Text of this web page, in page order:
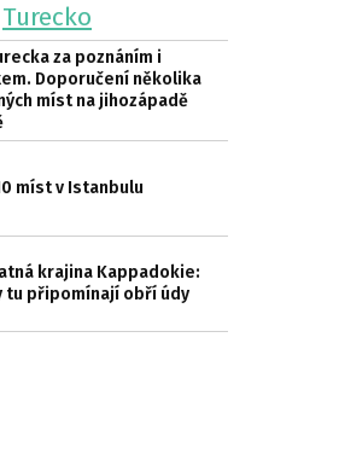
Turecko
za poznáním i
Doporučení několika
míst na jihozápadě
míst v Istanbulu
krajina Kappadokie:
tu připomínají obří údy